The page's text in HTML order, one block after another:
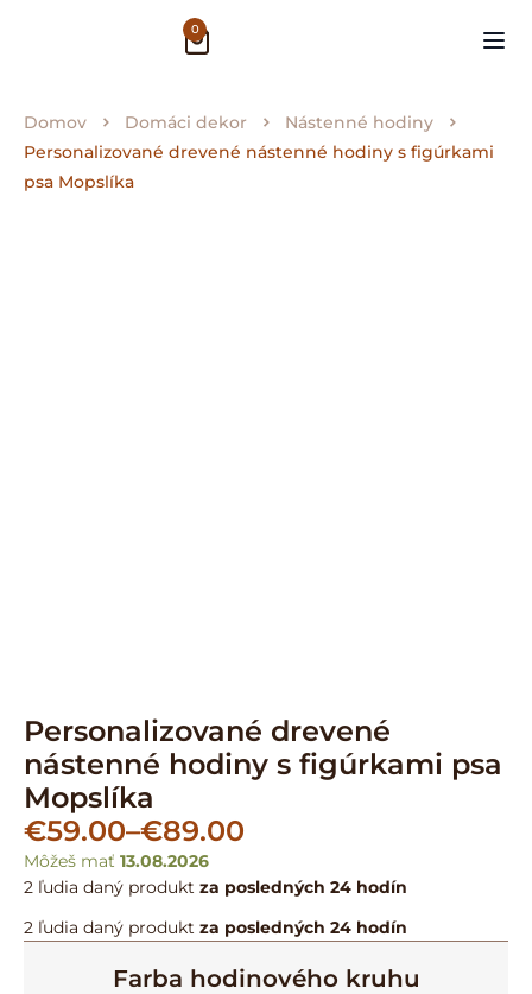
0
Domov Domáci dekor
Nástenné hodiny
Personalizované drevené nástenné hodiny s figúrkami
psa Mopslíka
Personalizované drevené
nástenné hodiny s figúrkami psa
Mopslíka
€59.00–€89.00
Môžeš mať 13.08.2026
2 ľudia daný produkt za posledných 24 hodín
2 ľudia daný produkt za posledných 24 hodín
Farba hodinového kruhu